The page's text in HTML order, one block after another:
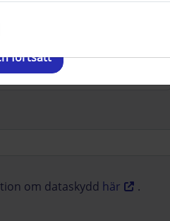
om dataskydd här
.
fortsätt